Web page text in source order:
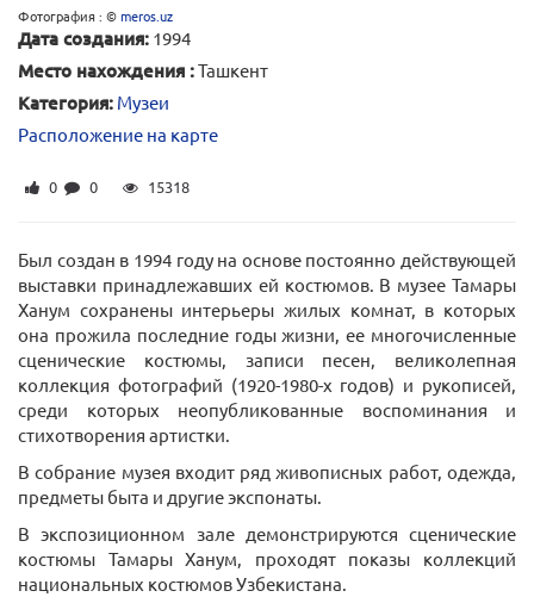
Фотография : ©meros.uz
Дата создания: 1994
Место нахождения :Ташкент
Категория: Музеи
Расположение на карте
0 0 15318
Был создан в 1994 году на основе постоянно действующей
выставки принадлежавших ей костюмов. В музее Тамары
Ханум сохранены интерьеры жилых комнат, в которых
она прожила последние годы жизни, ее многочисленные
сценические костюмы, записи песен, великолепная
коллекция фотографий (1920-1980-х годов) и рукописей,
среди которых неопубликованные воспоминания и
стихотворения артистки.
В собрание музея входит ряд живописных работ, одежда,
предметы быта и другие экспонаты.
В экспозиционном зале демонстрируются сценические
костюмы Тамары Ханум, проходят показы коллекций
национальных костюмов Узбекистана.